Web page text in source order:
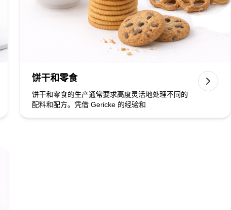
饼干和零食
饼干和零食的生产通常要求高度灵活地处理不同的
配料和配方。凭借 Gericke 的经验和